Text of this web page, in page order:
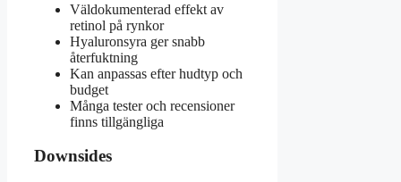
Väldokumenterad effekt av
retinol på rynkor
Hyaluronsyra ger snabb
återfuktning
Kan anpassas efter hudtyp och
budget
Många tester och recensioner
finns tillgängliga
Downsides